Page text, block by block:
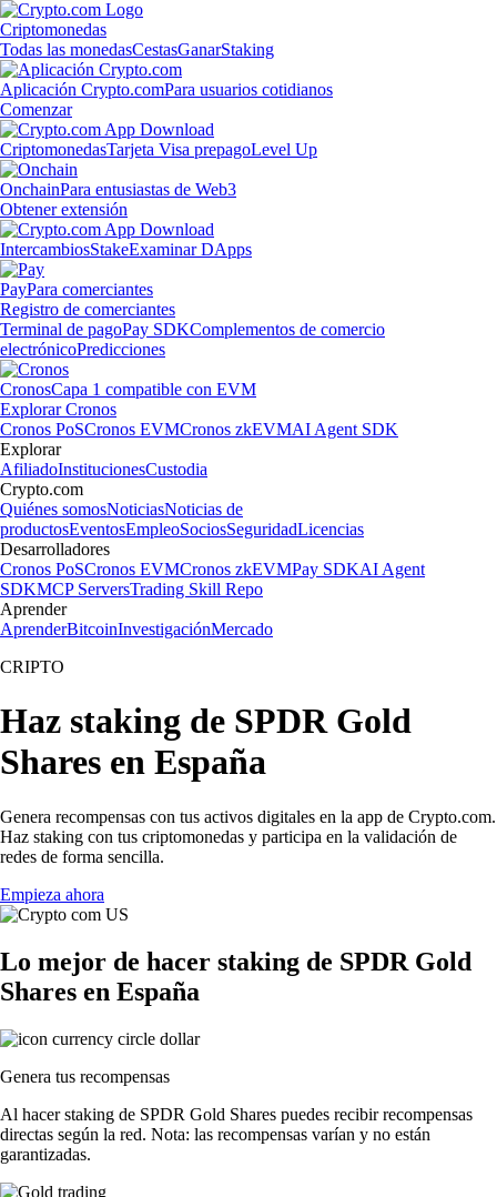
Criptomonedas
Todas las monedasCestasGanarStaking
Aplicación Crypto.comPara usuarios cotidianos
Comenzar
CriptomonedasTarjeta Visa prepagoLevel Up
OnchainPara entusiastas de Web3
Obtener extensión
IntercambiosStakeExaminar DApps
PayPara comerciantes
Registro de comerciantes
Terminal de pagoPay SDKComplementos de comercio
electrónicoPredicciones
CronosCapa 1 compatible con EVM
Explorar Cronos
Cronos PoSCronos EVMCronos zkEVMAI Agent SDK
Explorar
AfiliadoInstitucionesCustodia
Crypto.com
Quiénes somosNoticiasNoticias de
productosEventosEmpleoSociosSeguridadLicencias
Desarrolladores
Cronos PoSCronos EVMCronos zkEVMPay SDKAI Agent
SDKMCP ServersTrading Skill Repo
Aprender
AprenderBitcoinInvestigaciónMercado
CRIPTO
Haz staking de SPDR Gold
Shares en España
Genera recompensas con tus activos digitales en la app de Crypto.com.
Haz staking con tus criptomonedas y participa en la validación de
redes de forma sencilla.
Empieza ahora
Lo mejor de hacer staking de SPDR Gold
Shares en España
Genera tus recompensas
Al hacer staking de SPDR Gold Shares puedes recibir recompensas
directas según la red. Nota: las recompensas varían y no están
garantizadas.